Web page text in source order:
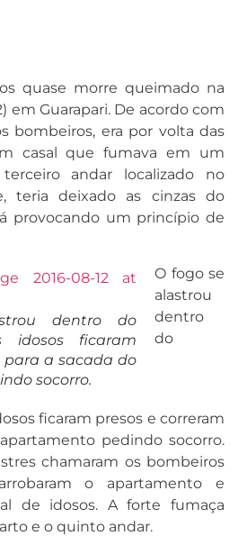
quase morre queimado na
em Guarapari. De acordo com
bombeiros, era por volta das
casal que fumava em um
andar localizado no
teria deixado as cinzas do
provocando um princípio de
dentro do
idosos ficaram
para a sacada do
socorro.
O fogo se
alastrou
dentro
do
ficaram presos e correram
pedindo socorro.
chamaram os bombeiros
o apartamento e
de idosos. A forte fumaça
e o quinto andar.